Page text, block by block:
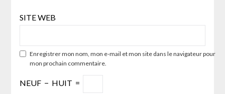
SITE WEB
Enregistrer mon nom, mon e-mail et mon site dans le navigateur pour
mon prochain commentaire.
NEUF − HUIT =